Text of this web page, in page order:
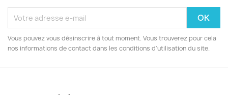
Vous pouvez vous désinscrire à tout moment. Vous trouverez pour cela
nos informations de contact dans les conditions d'utilisation du site.